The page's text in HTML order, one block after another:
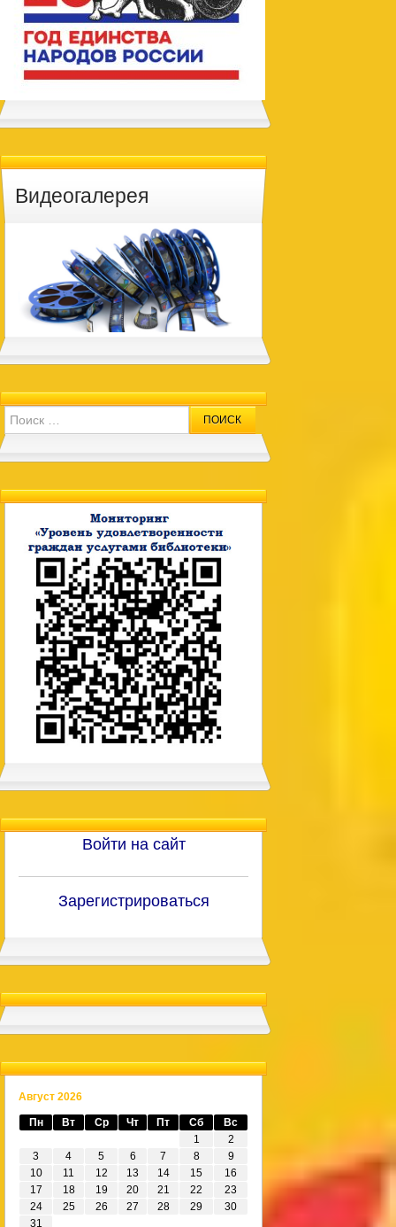
Видеогалерея
Search for:
Войти на сайт
Зарегистрироваться
Август 2026
Пн Вт Ср Чт Пт Сб
Вс
1
2
3
4 5 6 7 8
9
10
11 12 13 14 15
16
17
18 19 20 21 22
23
24
25 26 27 28 29
30
31